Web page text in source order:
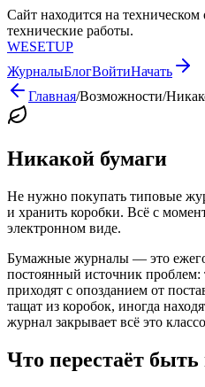
Сайт находится на
технические работы.
WESETUP
ЖурналыБлогВойтиНачать
Главная/Возможности/
Никакой бумаги
Не нужно покупать типовые
и хранить коробки. Всё с
электронном виде.
Бумажные журналы — это
постоянный источник проблем:
приходят с опозданием от
тащат из коробок, иногда
журнал закрывает всё это
Что перестаёт